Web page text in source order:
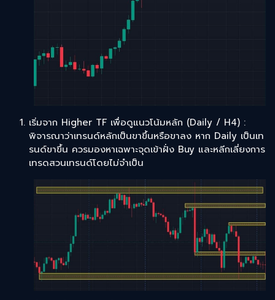
เริ่มจาก Higher TF เพื่อดูแนวโน้มหลัก (Daily / H4) :
พิจารณาว่าเทรนด์หลักเป็นขาขึ้นหรือขาลง หาก Daily เป็นเท
รนด์ขาขึ้น ควรมองหาเฉพาะจุดเข้าฝั่ง Buy และหลีกเลี่ยงการ
เทรดสวนเทรนด์โดยไม่จำเป็น